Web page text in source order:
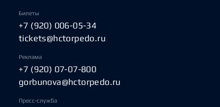
Билеты
+7 (920) 006-05-34
tickets@hctorpedo.ru
Реклама
+7 (920) 07-07-800
gorbunova@hctorpedo.ru
Пресс-служба